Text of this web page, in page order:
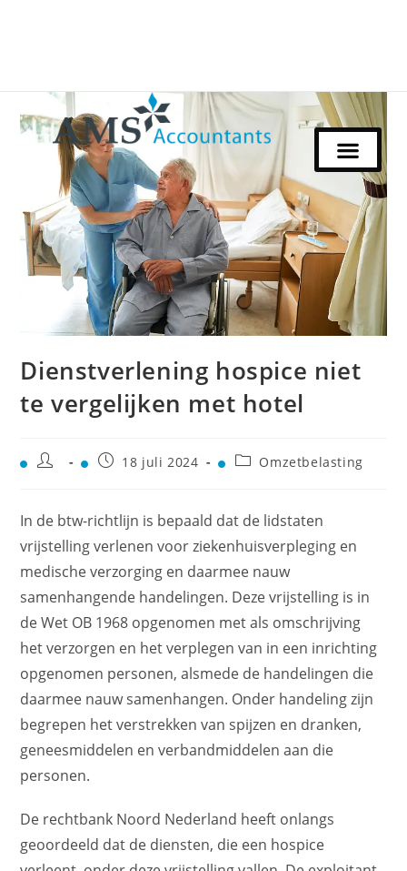
Dienstverlening hospice niet
te vergelijken met hotel
18 juli 2024 Omzetbelasting
In de btw-richtlijn is bepaald dat de lidstaten
vrijstelling verlenen voor ziekenhuisverpleging en
medische verzorging en daarmee nauw
samenhangende handelingen. Deze vrijstelling is in
de Wet OB 1968 opgenomen met als omschrijving
het verzorgen en het verplegen van in een inrichting
opgenomen personen, alsmede de handelingen die
daarmee nauw samenhangen. Onder handeling zijn
begrepen het verstrekken van spijzen en dranken,
geneesmiddelen en verbandmiddelen aan die
personen.
De rechtbank Noord Nederland heeft onlangs
geoordeeld dat de diensten, die een hospice